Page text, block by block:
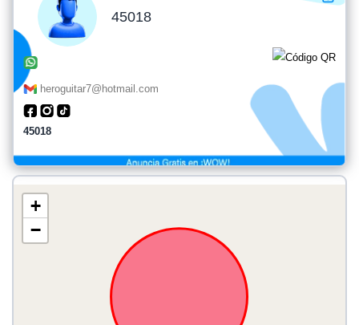
45018
heroguitar7@hotmail.com
45018
+
−